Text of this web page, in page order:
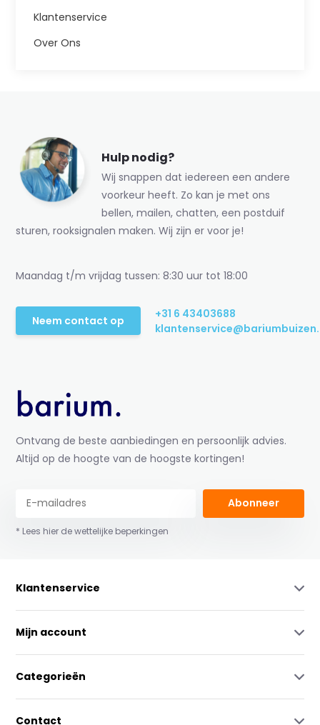
Klantenservice
Over Ons
Hulp nodig?
Wij snappen dat iedereen een andere
voorkeur heeft. Zo kan je met ons
bellen, mailen, chatten, een postduif
sturen, rooksignalen maken. Wij zijn er voor je!
Maandag t/m vrijdag tussen: 8:30 uur tot 18:00
Neem contact op
+31 6 43403688
Ontvang de beste aanbiedingen en persoonlijk advies.
Altijd op de hoogte van de hoogste kortingen!
Abonneer
* Lees hier de wettelijke beperkingen
Klantenservice
Mijn account
Categorieën
Contact